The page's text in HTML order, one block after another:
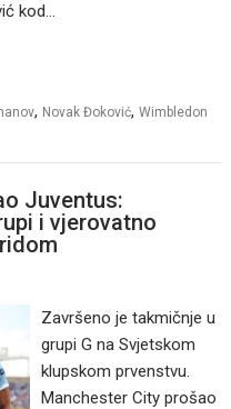
kod…
, Novak Đoković,Wimbledon
Juventus:
i vjerovatno
Završeno je takmičnje u
grupi G na Svjetskom
klupskom prvenstvu.
Manchester City prošao